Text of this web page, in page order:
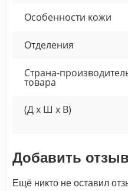
Особенности кожи
Отделения
Страна-
товара
(Д x Ш x В)
Добавить
Ещё никто не оставил